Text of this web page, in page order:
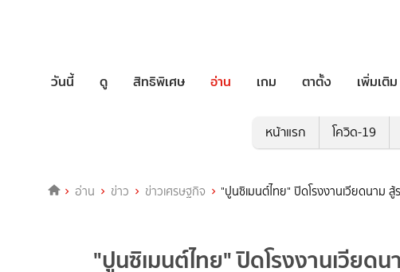
วันนี้ ดู สิทธิพิเศษ อ่าน เกม ตาตั้ง เพิ่มเติม
หน้าแรก โควิด-19
อ่าน ข่าว ข่าวเศรษฐกิจ "ปูนซิเมนต์ไทย" ปิดโรงงานเวียดนาม
"ปูนซิเมนต์ไทย" ปิดโรงงานเวียด